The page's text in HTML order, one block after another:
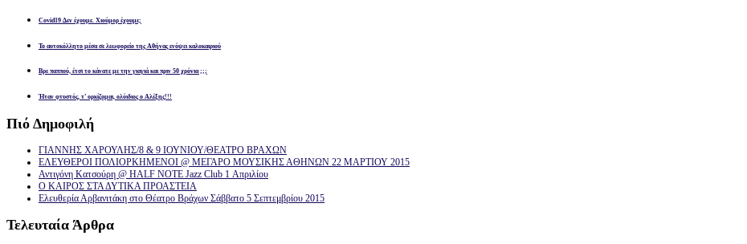
Covid19 Δεν έχουμε. Χιούμορ έχουμε;
Το αυτοκόλλητο μέσα σε λεωφορείο της Αθήνας ενόψει καλοκαιριού
Βρε παππού, έτσι το κάνατε με την γιαγιά και πριν 50 χρόνια ;;;
Ήταν φτυστός, τ’ ορκίζομαι, ολόιδιος ο Αλέξης!!!
Πιό Δημοφιλή
ΓΙΑΝΝΗΣ ΧΑΡΟΥΛΗΣ/8 & 9 ΙΟΥΝΙΟΥ/ΘΕΑΤΡΟ ΒΡΑΧΩΝ
ΕΛΕΥΘΕΡΟΙ ΠΟΛΙΟΡΚΗΜΕΝΟΙ @ ΜΕΓΑΡΟ ΜΟΥΣΙΚΗΣ ΑΘΗΝΩΝ 22 ΜΑΡΤΙΟΥ 2015
Αντιγόνη Κατσούρη @ HALF NOTE Jazz Club 1 Απριλίου
Ο ΚΑΙΡΟΣ ΣΤΑ ΔΥΤΙΚΑ ΠΡΟΑΣΤΕΙΑ
Ελευθερία Αρβανιτάκη στο Θέατρο Βράχων Σάββατο 5 Σεπτεμβρίου 2015
Τελευταία Άρθρα